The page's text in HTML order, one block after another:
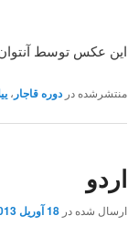
این عکس توسط
منتشرشده در دوره قاجار ،
اردو
ارسال شده در 18 آوریل 2013